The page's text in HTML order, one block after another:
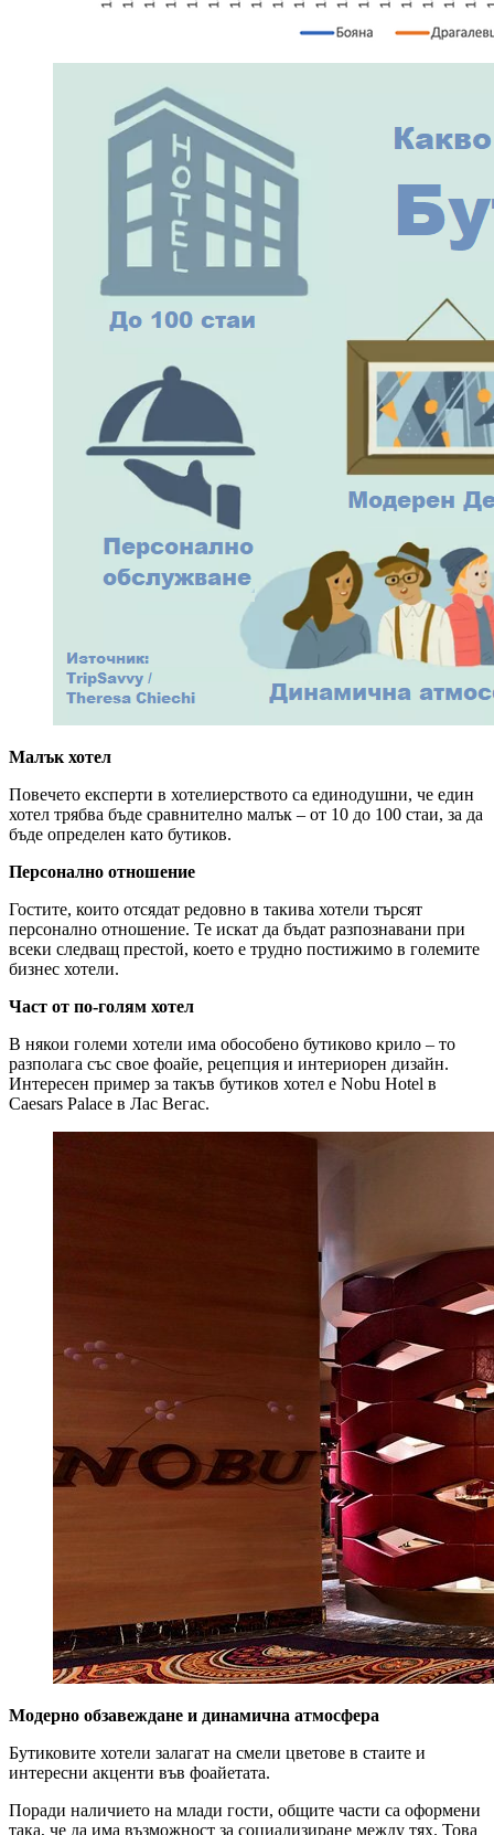
Малък хотел
Повечето експерти в хотелиерството са единодушни, че един
хотел трябва бъде сравнително малък – от 10 до 100 стаи, за да
бъде определен като бутиков.
Персонално отношение
Гостите, които отсядат редовно в такива хотели търсят
персонално отношение. Те искат да бъдат разпознавани при
всеки следващ престой, което е трудно постижимо в големите
бизнес хотели.
Част от по-голям хотел
В някои големи хотели има обособено бутиково крило – то
разполага със свое фоайе, рецепция и интериорен дизайн.
Интересен пример за такъв бутиков хотел е Nobu Hotel в
Caesars Palace в Лас Вегас.
Модерно обзавеждане и динамична атмосфера
Бутиковите хотели залагат на смели цветове в стаите и
интересни акценти във фоайетата.
Поради наличието на млади гости, общите части са оформени
така, че да има възможност за социализиране между тях. Това